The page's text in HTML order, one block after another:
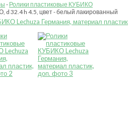
Ролики пластиковые КУБИКО
d 32.4 h 4.5, цвет - белый лакированный